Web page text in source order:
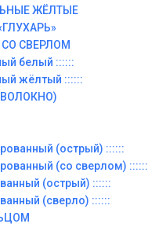
ЖЁЛТЫЕ
СВЕРЛОМ
белый ::::::
жёлтый ::::::
(острый) ::::::
(со сверлом) ::::::
(острый) ::::::
(сверло) ::::::